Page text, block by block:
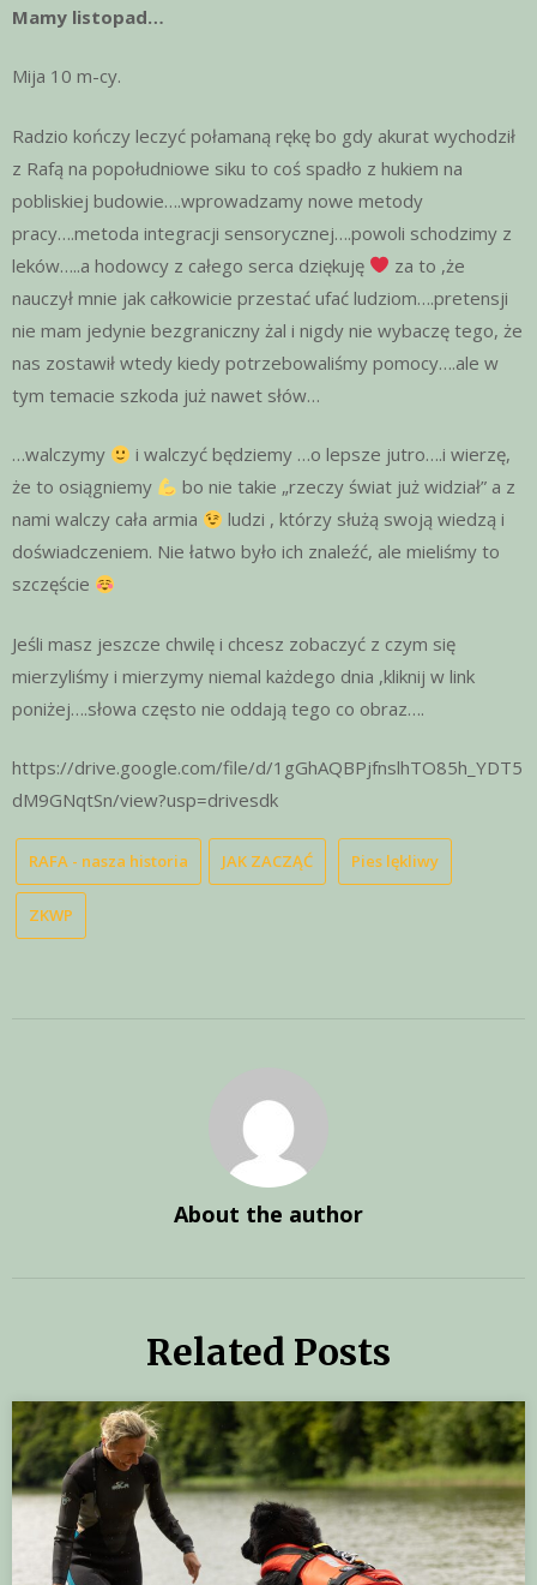
Mamy listopad…
Mija 10 m-cy.
Radzio kończy leczyć połamaną rękę bo gdy akurat wychodził
z Rafą na popołudniowe siku to coś spadło z hukiem na
pobliskiej budowie….wprowadzamy nowe metody
pracy….metoda integracji sensorycznej….powoli schodzimy z
leków…..a hodowcy z całego serca dziękuję
za to ,że
nauczył mnie jak całkowicie przestać ufać ludziom….pretensji
nie mam jedynie bezgraniczny żal i nigdy nie wybaczę tego, że
nas zostawił wtedy kiedy potrzebowaliśmy pomocy….ale w
tym temacie szkoda już nawet słów…
…walczymy
i walczyć będziemy …o lepsze jutro….i wierzę,
że to osiągniemy
bo nie takie „rzeczy świat już widział” a z
nami walczy cała armia
ludzi , którzy służą swoją wiedzą i
doświadczeniem. Nie łatwo było ich znaleźć, ale mieliśmy to
szczęście
Jeśli masz jeszcze chwilę i chcesz zobaczyć z czym się
mierzyliśmy i mierzymy niemal każdego dnia ,kliknij w link
poniżej….słowa często nie oddają tego co obraz….
https://drive.google.com/file/d/1gGhAQBPjfnslhTO85h_YDT5
dM9GNqtSn/view?usp=drivesdk
RAFA - nasza historia JAK ZACZĄĆ Pies lękliwy
ZKWP
About the author
Related Posts